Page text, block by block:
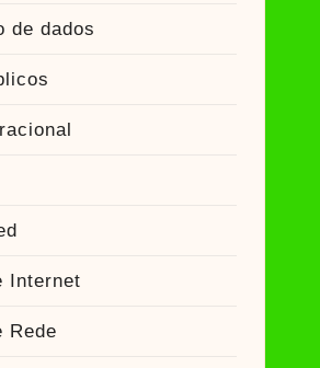
de dados
Internet
Rede